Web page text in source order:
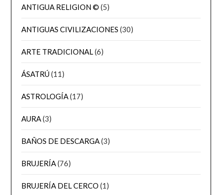
ANTIGUA RELIGION © (5)
ANTIGUAS CIVILIZACIONES (30)
ARTE TRADICIONAL(6)
ÁSATRÚ(11)
ASTROLOGÍA(17)
AURA(3)
BAÑOS DE DESCARGA(3)
BRUJERÍA(76)
BRUJERÍA DEL CERCO (1)